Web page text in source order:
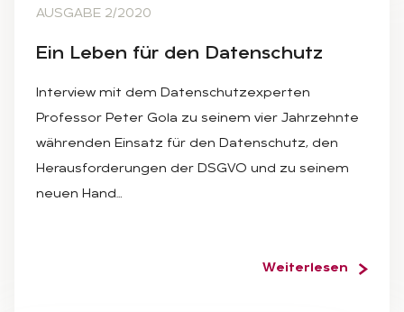
AUSGABE 2/2020
Ein Le­ben für den Da­ten­schutz
Interview mit dem Datenschutzexperten
Professor Peter Gola zu seinem vier Jahrzehnte
währenden Einsatz für den Datenschutz, den
Herausforderungen der DSGVO und zu seinem
neuen Hand…
Weiterlesen